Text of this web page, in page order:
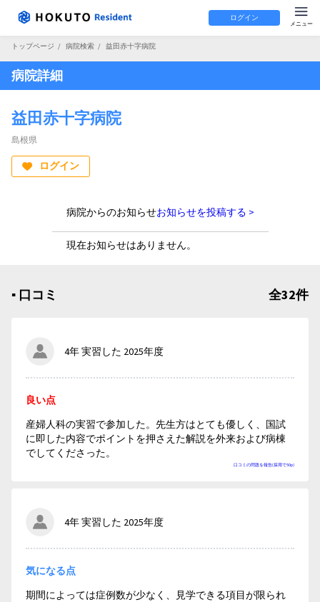
ログイン
トップページ / 病院検索 / 益田赤十字病院
病院詳細
益田赤十字病院
島根県
ログイン
病院からのお知らせお知らせを投稿する >
現在お知らせはありません。
▪︎ 口コミ 全32件
4年 実習した 2025年度
口コミの問題を報告(採用で50p)
良い点
産婦人科の実習で参加した。先生方はとても優しく、国試
に即した内容でポイントを押さえた解説を外来および病棟
でしてくださった。
4年 実習した 2025年度
気になる点
期間によっては症例数が少なく、見学できる項目が限られ